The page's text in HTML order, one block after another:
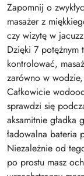
Zapomnij o
masażer z
czy wizytę w
Dzięki 7 potężnym
kontrolować,
zarówno w
Całkowicie
sprawdzi się
aksamitnie gładka
ładowalna bateria
Niezależnie od
po prostu masz